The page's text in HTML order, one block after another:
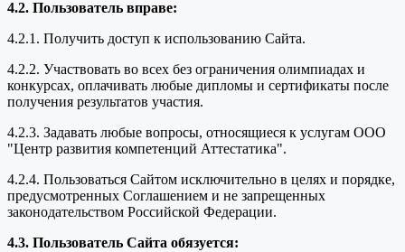
4.2. Пользователь вправе:
4.2.1. Получить доступ к использованию Сайта.
4.2.2. Участвовать во всех без ограничения олимпиадах и
конкурсах, оплачивать любые дипломы и сертификаты после
получения результатов участия.
4.2.3. Задавать любые вопросы, относящиеся к услугам ООО
"Центр развития компетенций Аттестатика".
4.2.4. Пользоваться Сайтом исключительно в целях и порядке,
предусмотренных Соглашением и не запрещенных
законодательством Российской Федерации.
4.3. Пользователь Сайта обязуется: